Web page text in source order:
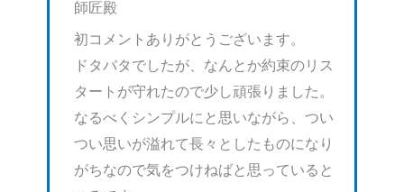
師匠殿
初コメントありがとうございます。
ドタバタでしたが、なんとか約束のリス
タートが守れたので少し頑張りました。
なるべくシンプルにと思いながら、つい
つい思いが溢れて長々としたものになり
がちなので気をつけねばと思っていると